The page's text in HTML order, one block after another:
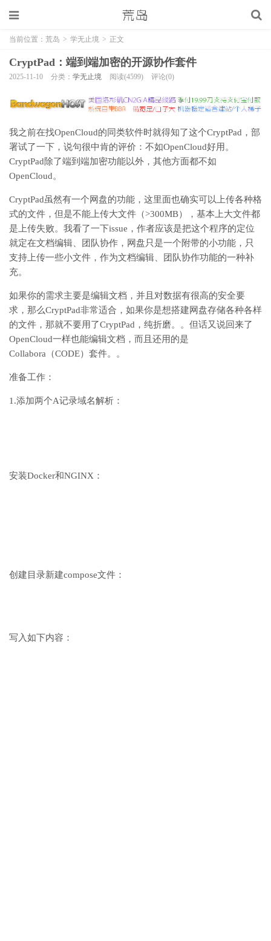
当前位置： 荒岛 > 学无止境 > 正文
CryptPad：端到端加密的开源协作套件
2025-11-10 分类： 学无止境 阅读(4599) 评论(0)
我之前在找OpenCloud的同类软件时就得知了这个CryptPad，部
署试了一下，说句很中肯的评价：不如OpenCloud好用。
CryptPad除了端到端加密功能以外，其他方面都不如
OpenCloud。
CryptPad虽然有一个网盘的功能，这里面也确实可以上传各种格
式的文件，但是不能上传大文件（>300MB），基本上大文件都
是上传失败。我看了一下issue，作者应该是把这个程序的定位
就定在文档编辑、团队协作，网盘只是一个附带的小功能，只
支持上传一些小文件，作为文档编辑、团队协作功能的一种补
充。
如果你的需求主要是编辑文档，并且对数据有很高的安全要
求，那么CryptPad非常适合，如果你是想搭建网盘存储各种各样
的文件，那就不要用了CryptPad，纯折磨。。但话又说回来了
OpenCloud一样也能编辑文档，而且还用的是
Collabora（CODE）套件。。
准备工作：
1.添加两个A记录域名解析：
安装Docker和NGINX：
创建目录新建compose文件：
写入如下内容：